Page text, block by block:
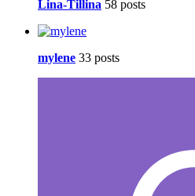
Lina-Tillina 58 posts
mylene 33 posts